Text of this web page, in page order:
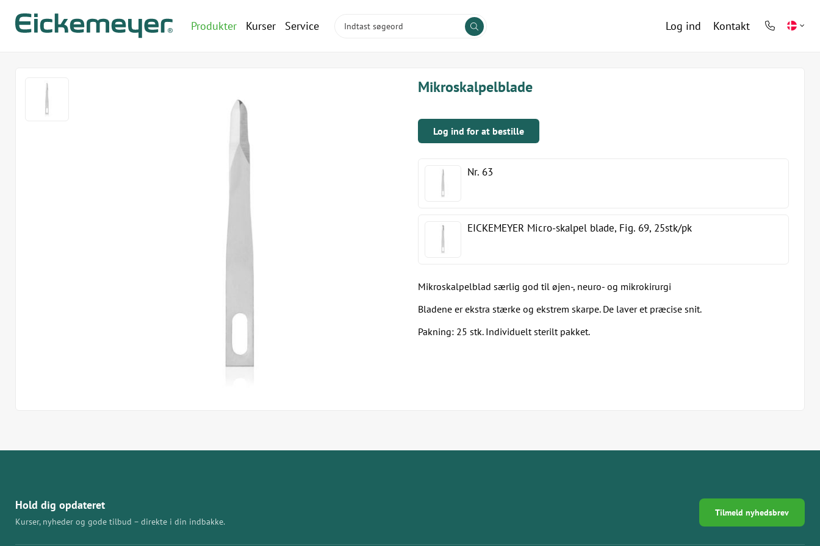
Produkter Kurser Service Log ind Kontakt
phone
Mikroskalpelblade
Log ind for at bestille
Nr. 63
EICKEMEYER Micro-skalpel blade, Fig. 69, 25stk/pk
Mikroskalpelblad særlig god til øjen-, neuro- og mikrokirurgi
Bladene er ekstra stærke og ekstrem skarpe. De laver et præcise snit.
Pakning: 25 stk. Individuelt sterilt pakket.
Hold dig opdateret
Kurser, nyheder og gode tilbud – direkte i din indbakke.
Tilmeld nyhedsbrev